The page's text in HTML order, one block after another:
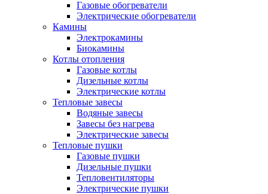
Газовые обогреватели
Электрические обогреватели
Камины
Электрокамины
Биокамины
Котлы отопления
Газовые котлы
Дизельные котлы
Электрические котлы
Тепловые завесы
Водяные завесы
Завесы без нагрева
Электрические завесы
Тепловые пушки
Газовые пушки
Дизельные пушки
Тепловентиляторы
Электрические пушки